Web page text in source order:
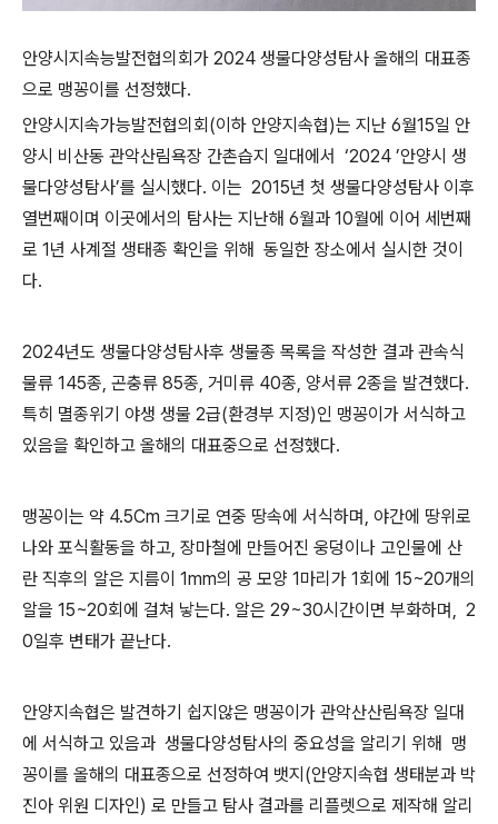
안양시지속능발전협의회가 2024 생물다양성탐사 올해의 대표종
으로 맹꽁이를 선정했다.
안양시지속가능발전협의회(이하 안양지속협)는 지난 6월15일 안
양시 비산동 관악산림욕장 간촌습지 일대에서 ‘2024 ’안양시 생
물다양성탐사’를 실시했다. 이는 2015년 첫 생물다양성탐사 이후
열번째이며 이곳에서의 탐사는 지난해 6월과 10월에 이어 세번째
로 1년 사계절 생태종 확인을 위해 동일한 장소에서 실시한 것이
다.
2024년도 생물다양성탐사후 생물종 목록을 작성한 결과 관속식
물류 145종, 곤충류 85종, 거미류 40종, 양서류 2종을 발견했다.
특히 멸종위기 야생 생물 2급(환경부 지정)인 맹꽁이가 서식하고
있음을 확인하고 올해의 대표중으로 선정했다.
맹꽁이는 약 4.5Cm 크기로 연중 땅속에 서식하며, 야간에 땅위로
나와 포식활동을 하고, 장마철에 만들어진 웅덩이나 고인물에 산
란 직후의 알은 지름이 1mm의 공 모양 1마리가 1회에 15~20개의
알을 15~20회에 걸쳐 낳는다. 알은 29~30시간이면 부화하며, 2
0일후 변태가 끝난다.
안양지속협은 발견하기 쉽지않은 맹꽁이가 관악산산림욕장 일대
에 서식하고 있음과 생물다양성탐사의 중요성을 알리기 위해 맹
꽁이를 올해의 대표종으로 선정하여 뱃지(안양지속협 생태분과 박
진아 위원 디자인) 로 만들고 탐사 결과를 리플렛으로 제작해 알리